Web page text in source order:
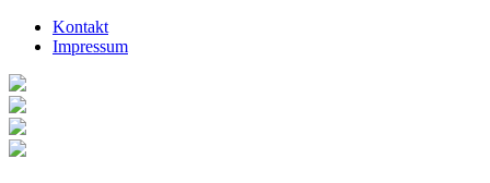
Kontakt
Impressum